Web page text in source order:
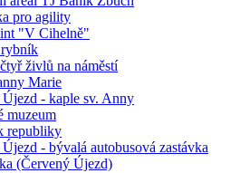
pro agility
"V Cihelně"
živlů na náměstí
Marie
- kaple sv. Anny
muzeum
republiky
- bývalá autobusová zastávka
(Červený Újezd)